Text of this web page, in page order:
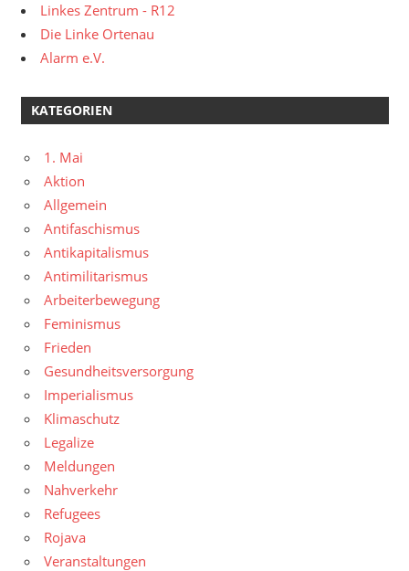
Linkes Zentrum - R12
Die Linke Ortenau
Alarm e.V.
KATEGORIEN
1. Mai
Aktion
Allgemein
Antifaschismus
Antikapitalismus
Antimilitarismus
Arbeiterbewegung
Feminismus
Frieden
Gesundheitsversorgung
Imperialismus
Klimaschutz
Legalize
Meldungen
Nahverkehr
Refugees
Rojava
Veranstaltungen